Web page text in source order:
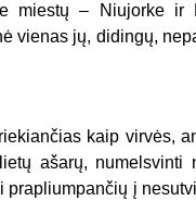
miestų – Niujorke ir
vienas jų, didingų,
kaip virvės,
ašarų, numelsvinti
į